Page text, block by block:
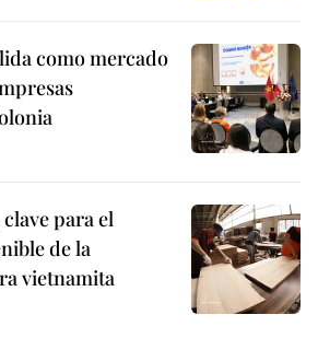
como mercado
para el
de la
vietnamita